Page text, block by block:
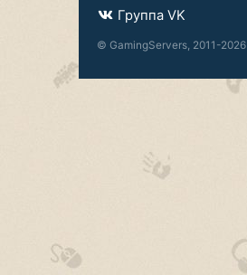
Группа VK
© GamingServers, 2011-2026